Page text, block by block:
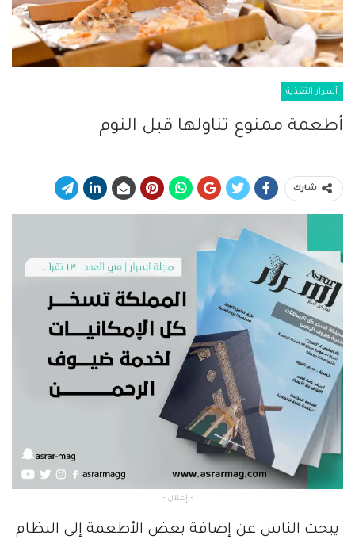
أسرار التغذية
أطعمة ممنوع تناولها قبل النوم
شارك
- إعلان -
يبحث الناس عن إضافة بعض الأطعمة إلى النظام